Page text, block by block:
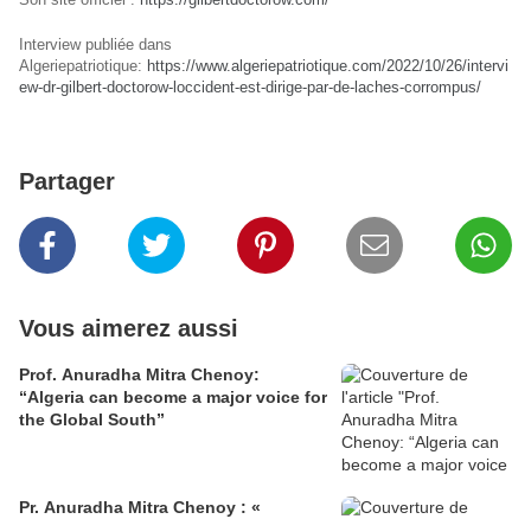
Interview publiée dans
Algeriepatriotique: https://www.algeriepatriotique.com/2022/10/26/intervi
ew-dr-gilbert-doctorow-loccident-est-dirige-par-de-laches-corrompus/
Partager
Vous aimerez aussi
Prof. Anuradha Mitra Chenoy:
“Algeria can become a major voice for
the Global South”
Pr. Anuradha Mitra Chenoy : «